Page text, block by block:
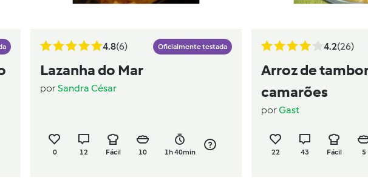
4.8(6) Oficialmente testada
Lazanha do Mar
porSandra César
0 12 Fácil 10 1h 40min
4.2(26)
Arroz de
camarões
porGast
22 43 Fácil 5